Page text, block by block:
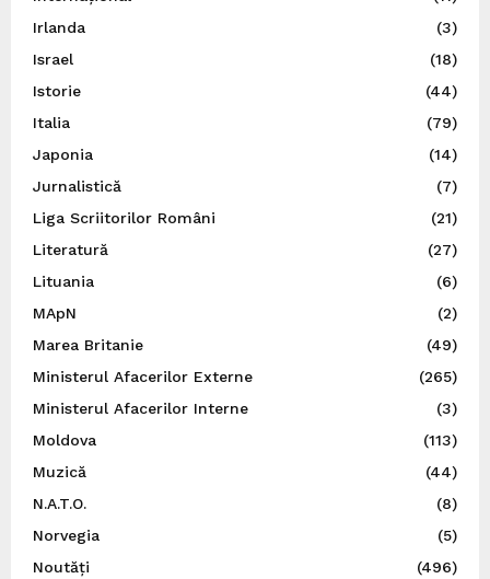
Irlanda
(3)
Israel
(18)
Istorie
(44)
Italia
(79)
Japonia
(14)
Jurnalistică
(7)
Liga Scriitorilor Români
(21)
Literatură
(27)
Lituania
(6)
MApN
(2)
Marea Britanie
(49)
Ministerul Afacerilor Externe
(265)
Ministerul Afacerilor Interne
(3)
Moldova
(113)
Muzică
(44)
N.A.T.O.
(8)
Norvegia
(5)
Noutăți
(496)